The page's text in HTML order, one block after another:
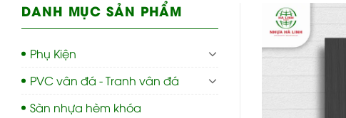
DANH MỤC SẢN PHẨM
Phụ Kiện
PVC vân đá - Tranh vân đá
Sàn nhựa hèm khóa